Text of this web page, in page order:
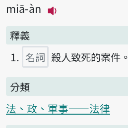
miā-àn
釋義
名詞 殺人致死的案件。
分類
法、政、軍事——法律